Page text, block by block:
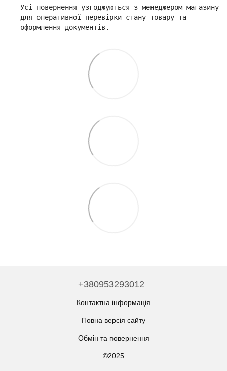
Усі повернення узгоджуються з менеджером магазину
для оперативної перевірки стану товару та
оформлення документів.
+380953293012
Контактна інформація
Повна версія сайту
Обмін та повернення
©2025